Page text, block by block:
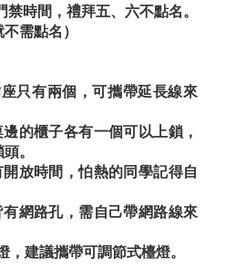
時間，禮拜五、六不點名。
需點名）
只有兩個，可攜帶延長線來
子各有一個可以上鎖，
。
間，怕熱的同學記得自
孔，需自己帶網路線來
議攜帶可調節式檯燈。